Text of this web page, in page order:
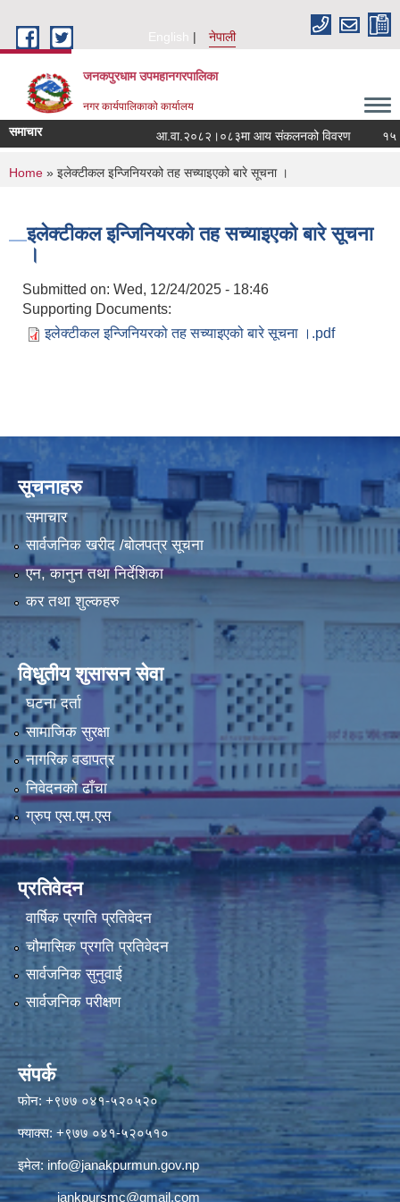
English
नेपाली
जनकपुरधाम उपमहानगरपालिका
नगर कार्यपालिकाको कार्यालय
समाचार आ.वा.२०८२।०८३मा आय संकलनको विवरण १५ औं
You are here
Home » इलेक्टीकल इन्जिनियरको तह सच्याइएको बारे सूचना ।
इलेक्टीकल इन्जिनियरको तह सच्याइएको बारे सूचना
।
Submitted on: Wed, 12/24/2025 - 18:46
Supporting Documents:
इलेक्टीकल इन्जिनियरको तह सच्याइएको बारे सूचना ।.pdf
सूचनाहरु
समाचार
सार्वजनिक खरीद /बोलपत्र सूचना
एन, कानुन तथा निर्देशिका
कर तथा शुल्कहरु
विधुतीय शुसासन सेवा
घटना दर्ता
सामाजिक सुरक्षा
नागरिक वडापत्र
निवेदनको ढाँचा
ग्रुप एस.एम.एस
प्रतिवेदन
वार्षिक प्रगति प्रतिवेदन
चौमासिक प्रगति प्रतिवेदन
सार्वजनिक सुनुवाई
सार्वजनिक परीक्षण
संपर्क
फोन: +९७७ ०४१-५२०५२०
फ्याक्स: +९७७ ०४१-५२०५१०
इमेल:info@janakpurmun.gov.np
jankpursmc@gmail.com